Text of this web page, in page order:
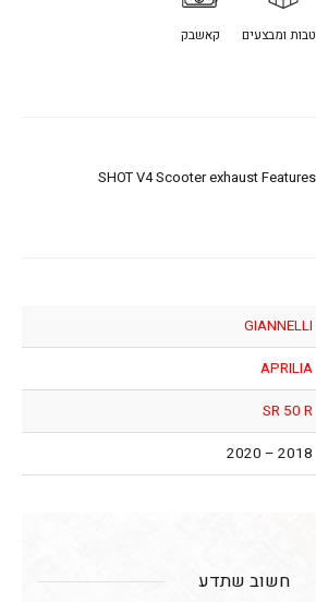
ומבצעים קאשבק
SHOT V4 Scooter exhaust
GIANNELLI
APRILIA
SR 50 R
2018 – 2020
חשוב שתדע